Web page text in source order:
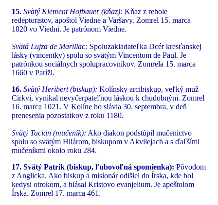
15. Svätý Klement Hofbauer (kňaz): Kňaz z rehole
redeptoristov, apoštol Viedne a Varšavy. Zomrel 15. marca
1820 vo Viedni. Je patrónom Viedne.
Svätá Lujza de Marillac: Spoluzakladateľka Dcér kresťanskej
lásky (vincentky) spolu so svätým Vincentom de Paul. Je
patrónkou sociálnych spolupracovníkov. Zomrela 15. marca
1660 v Paríži.
16. Svätý Heribert (biskup): Kolínsky arcibiskup, veľký muž
Cirkvi, vynikal nevyčerpateľnou láskou k chudobným. Zomrel
16. marca 1021. V Kolíne ho slávia 30. septembra, v deň
prenesenia pozostatkov z roku 1180.
Svätý Tacián (mučeník): Ako diakon podstúpil mučeníctvo
spolu so svätým Hilárom, biskupom v Akvilejach a s ďaľšími
mučeníkmi okolo roku 284.
17. Svätý Patrik (biskup, ľubovoľná spomienka): Pôvodom
z Anglicka. Ako biskup a misionár odišiel do Írska, kde bol
kedysi otrokom, a hlásal Kristovo evanjelium. Je apoštolom
Írska. Zomrel 17. marca 461.